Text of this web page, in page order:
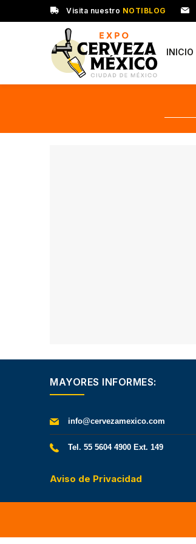
Visita nuestro NOTIBLOG
INICIO
MAYORES INFORMES:
info@cervezamexico.com
Tel. 55 5604 4900 Ext. 149
Aviso de Privacidad